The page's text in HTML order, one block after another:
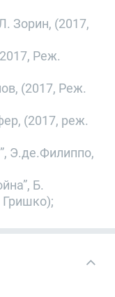
Зорин, (2017,
Реж.
(2017, Реж.
(2017, реж.
Э.де.Филиппо,
Б.
Гришко);